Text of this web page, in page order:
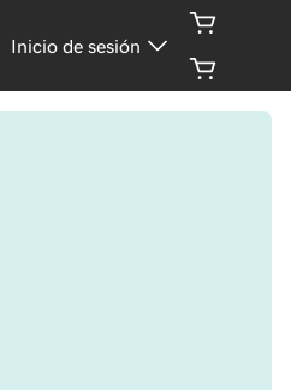
Inicio de sesión